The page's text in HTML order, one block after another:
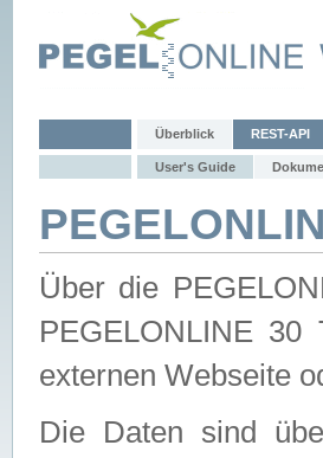
Überblick REST-API
User's Guide
Über die
PEGELONLINE
externen Webseite
Die Daten sind